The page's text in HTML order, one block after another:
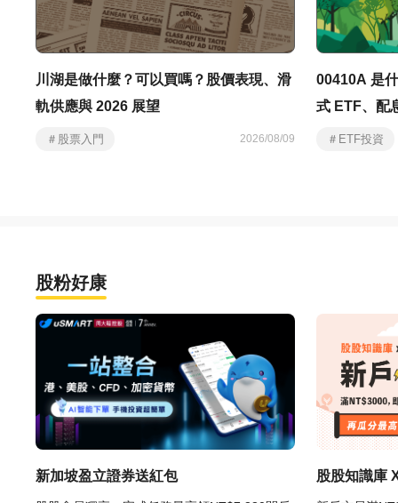
川湖是做什麼？可以買嗎？股價表現、滑
軌供應與 2026 展望
＃股票入門 2026/08/09
00410A 是
式 ETF、配
＃ETF投資
股粉好康
新加坡盈立證券送紅包 股股知識庫